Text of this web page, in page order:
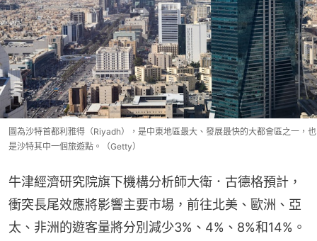
圖為沙特首都利雅得（Riyadh），是中東地區最大、發展最快的大都會區之一，也
是沙特其中一個旅遊點。（Getty）
牛津經濟研究院旗下機構分析師大衛．古德格預計，
衝突長尾效應將影響主要市場，前往北美、歐洲、亞
太、非洲的遊客量將分別減少3%、4%、8%和14%。